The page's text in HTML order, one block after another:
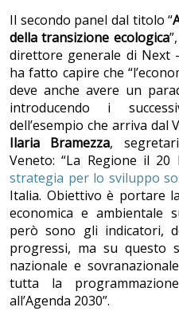
Il secondo panel dal titolo “
della transizione ecologica
direttore generale di Next
ha fatto capire che
deve anche avere un
introducendo i
dell’esempio che arriva dal
Ilaria Bramezza,
Veneto: “La Regione il 20
strategia per lo sviluppo
Italia. Obiettivo è portare
economica e ambientale
però sono gli indicatori,
progressi, ma su questo
nazionale e
tutta la
all’Agenda 2030”.